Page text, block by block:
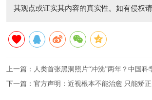
其观点或证实其内容的真实性。如有侵权
上一篇： 人类首张黑洞照片“冲洗”两年？中国科
下一篇：官方声明：近视根本不能治愈 只能矫正